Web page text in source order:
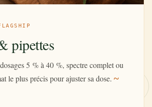
pipettes
5 % à 40 %, spectre complet ou
le plus précis pour ajuster sa dose. ~